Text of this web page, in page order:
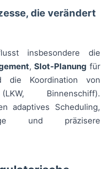
die verändert
insbesondere die
,Slot‑Planung für
die Koordination von
Binnenschiff).
adaptives Scheduling,
und präzisere